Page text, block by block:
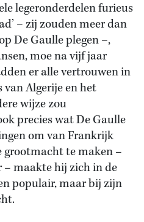
legeronderdelen furieus
– zij zouden meer dan
De Gaulle plegen –,
moe na vijf jaar
er alle vertrouwen in
Algerije en het
wijze zou
precies wat De Gaulle
om van Frankrijk
grootmacht te maken –
maakte hij zich in de
populair, maar bij zijn